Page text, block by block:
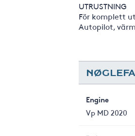
UTRUSTNING
För komplett
Autopilot,
Engine
Vp MD 2020